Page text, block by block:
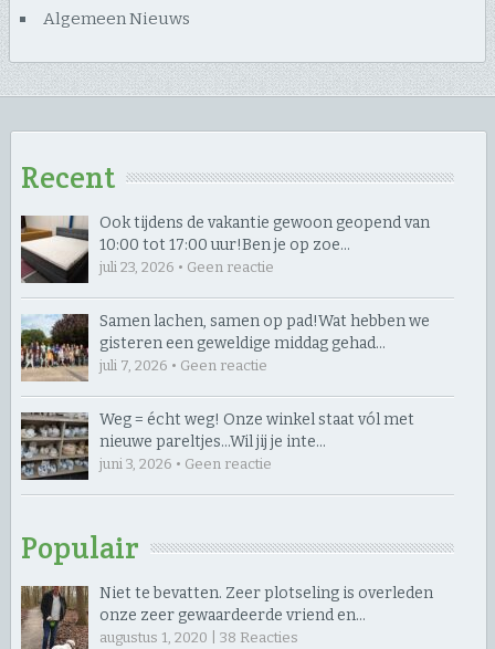
Algemeen Nieuws
Recent
Ook tijdens de vakantie gewoon geopend van
10:00 tot 17:00 uur! ​Ben je op zoe…
juli 23, 2026 • Geen reactie
Samen lachen, samen op pad! ​Wat hebben we
gisteren een geweldige middag gehad…
juli 7, 2026 • Geen reactie
Weg = écht weg! Onze winkel staat vól met
nieuwe pareltjes… ​Wil jij je inte…
juni 3, 2026 • Geen reactie
Populair
Niet te bevatten. Zeer plotseling is overleden
onze zeer gewaardeerde vriend en…
augustus 1, 2020 | 38 Reacties